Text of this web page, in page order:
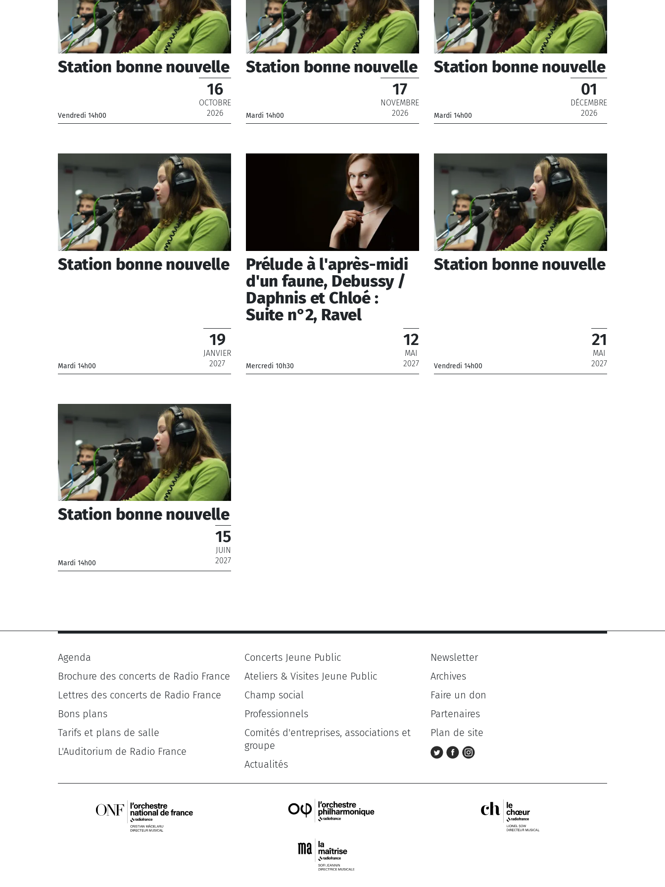
Station bonne nouvelle
Vendredi 14h00
16
OCTOBRE
2026
Station bonne nouvelle
Mardi 14h00
17
NOVEMBRE
2026
Station bonne nouvelle
Mardi 14h00
01
DÉCEMBRE
2026
Station bonne nouvelle
Mardi 14h00
19
JANVIER
2027
Prélude à l'après-midi
d'un faune, Debussy /
Daphnis et Chloé :
Suite n°2, Ravel
Mercredi 10h30
12
MAI
2027
Station bonne nouvelle
Vendredi 14h00
21
MAI
2027
Station bonne nouvelle
Mardi 14h00
15
JUIN
2027
Agenda
Brochure des concerts de Radio France
Lettres des concerts de Radio France
Bons plans
Tarifs et plans de salle
L'Auditorium de Radio France
Concerts Jeune Public
Ateliers & Visites Jeune Public
Champ social
Professionnels
Comités d'entreprises, associations et
groupe
Actualités
Newsletter
Archives
Faire un don
Partenaires
Plan de site